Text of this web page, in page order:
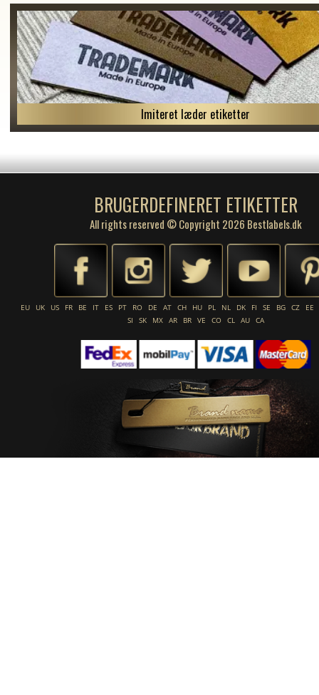
Imiteret læder etiketter
BRUGERDEFINERET ETIKETTER
All rights reserved © Copyright 2026 Bestlabels.dk
EU UK US FR BE IT ES PT RO DE AT CH HU PL NL DK FI SE BG CZ
EE
SI
SK MX AR BR VE CO CL AU CA